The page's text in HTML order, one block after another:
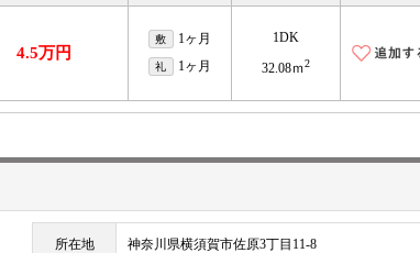
4.5万円
敷 1ヶ月
礼 1ヶ月
1DK
32.08ｍ2
所在地 神奈川県横須賀市佐原3丁目11-8